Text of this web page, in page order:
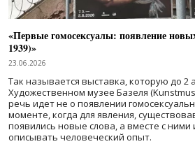
«Первые гомосексуалы: появление
1939)»
23.06.2026
Так называется выставка, которую до 2
Художественном музее Базеля
речь идет не о появлении
моменте, когда для явления,
появились новые слова, а вместе с
описывать человеческий опыт.